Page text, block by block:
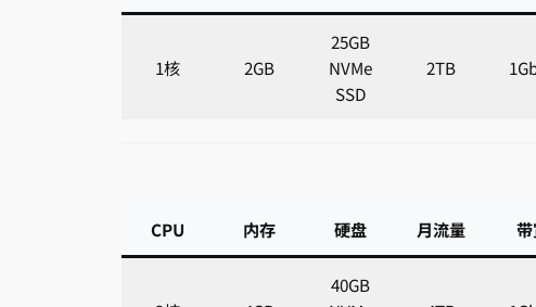
1核 2GB
25GB
NVMe
SSD
2TB
CPU 内存 硬盘 月流量
40GB